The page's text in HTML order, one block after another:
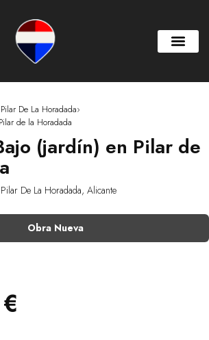
Pilar De La Horadada›
de la Horadada
(jardín) en Pilar de
De La Horadada, Alicante
Obra Nueva